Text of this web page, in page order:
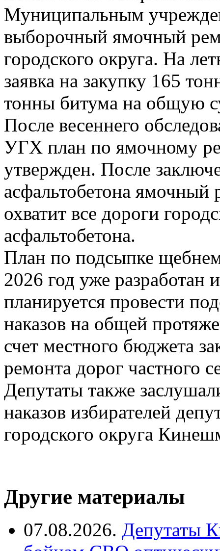
Муниципальным
выборочный ямочный
городского округа. На
заявка на закупку 165
тонны битума на общую
После весеннего
УГХ план по ямочному
утвержден. После
асфальтобетона
охватит все дороги
асфальтобетона.
План по подсыпке
2026 год уже разработан
планируется провести
наказов на общей
счет местного бюджета
ремонта дорог частного
Депутаты также
наказов избирателей
городского округа
Другие материалы
07.08.2026. Депутаты